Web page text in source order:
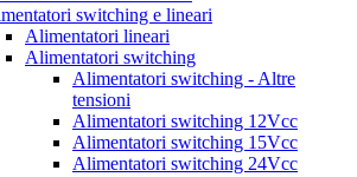
switching e lineari
Alimentatori lineari
Alimentatori switching
Alimentatori switching - Altre
tensioni
Alimentatori switching 12Vcc
Alimentatori switching 15Vcc
Alimentatori switching 24Vcc